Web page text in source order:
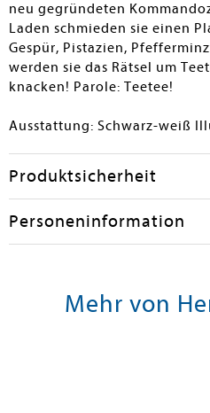
neu gegründeten
Laden schmieden sie einen
Gespür, Pistazien,
werden sie das Rätsel um
knacken! Parole: Teetee!
Ausstattung: Schwarz-weiß
Produktsicherheit
Personeninformation
Mehr von